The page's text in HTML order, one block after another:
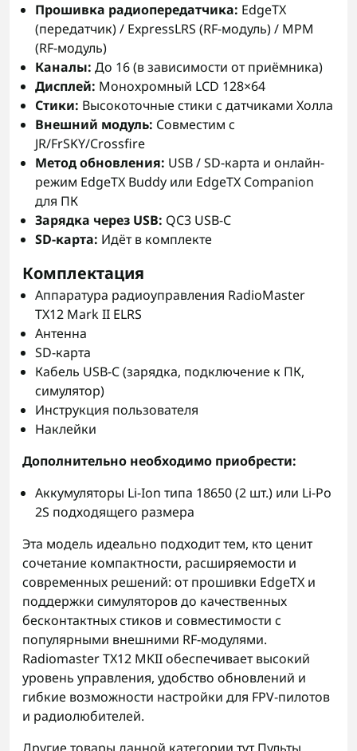
Прошивка радиопередатчика: EdgeTX
(передатчик) / ExpressLRS (RF-модуль) / MPM
(RF-модуль)
Каналы: До 16 (в зависимости от приёмника)
Дисплей: Монохромный LCD 128×64
Стики: Высокоточные стики с датчиками Холла
Внешний модуль: Совместим с
JR/FrSKY/Crossfire
Метод обновления: USB / SD-карта и онлайн-
режим EdgeTX Buddy или EdgeTX Companion
для ПК
Зарядка через USB: QC3 USB-C
SD-карта: Идёт в комплекте
Комплектация
Аппаратура радиоуправления RadioMaster
TX12 Mark II ELRS
Антенна
SD-карта
Кабель USB-C (зарядка, подключение к ПК,
симулятор)
Инструкция пользователя
Наклейки
Дополнительно необходимо приобрести:
Аккумуляторы Li-Ion типа 18650 (2 шт.) или Li-Po
2S подходящего размера
Эта модель идеально подходит тем, кто ценит
сочетание компактности, расширяемости и
современных решений: от прошивки EdgeTX и
поддержки симуляторов до качественных
бесконтактных стиков и совместимости с
популярными внешними RF-модулями.
Radiomaster TX12 MKII обеспечивает высокий
уровень управления, удобство обновлений и
гибкие возможности настройки для FPV-пилотов
и радиолюбителей.